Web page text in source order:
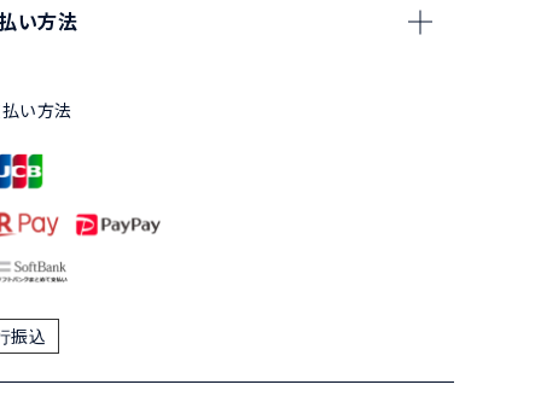
い方法
い方法
振込